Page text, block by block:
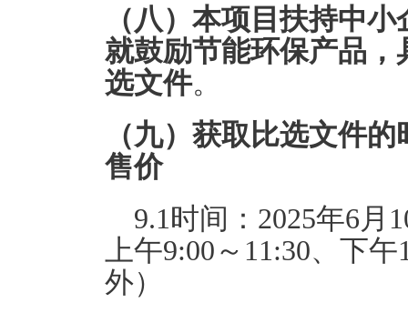
（八）本项目扶持中
就鼓励节能环保产品
选文件。
（九）获取比选文件
售价
9.1时间：2025年6月
上午9:00～11:30、下
外）